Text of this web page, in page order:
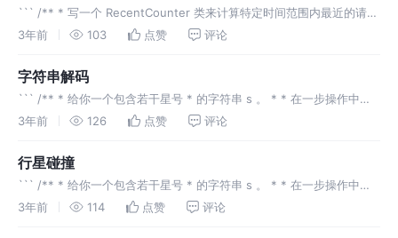
``` /** * 写一个 RecentCounter 类来计算特定时间范围内最近的请
求。 * * 请你实现 RecentCounter 类： * * RecentCounter() 初始化
3年前 103 点赞 评论
字符串解码
``` /** * 给你一个包含若干星号 * 的字符串 s 。 * * 在一步操作中，
你可以： * * 选中 s 中的一个星号。 * 移除星号 左侧 最近的那个 非星
3年前 126 点赞 评论
行星碰撞
``` /** * 给你一个包含若干星号 * 的字符串 s 。 * * 在一步操作中，
你可以： * * 选中 s 中的一个星号。 * 移除星号 左侧 最近的那个 非星
3年前 114 点赞 评论